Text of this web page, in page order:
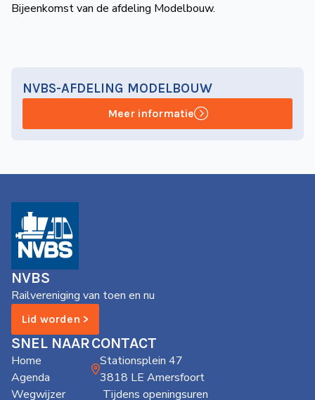
Bijeenkomst van de afdeling Modelbouw.
NVBS-AFDELING MODELBOUW
Meer informatie
NVBS
Railvereniging van toen en nu
Lid worden >
SNEL NAAR
Home
Agenda
Wegwijzer
CONTACT
Stationsplein 47
3818 LE Amersfoort
Tijdens openingsuren